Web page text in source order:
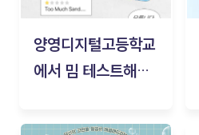
양영디지털고등학교
에서 밈 테스트해보